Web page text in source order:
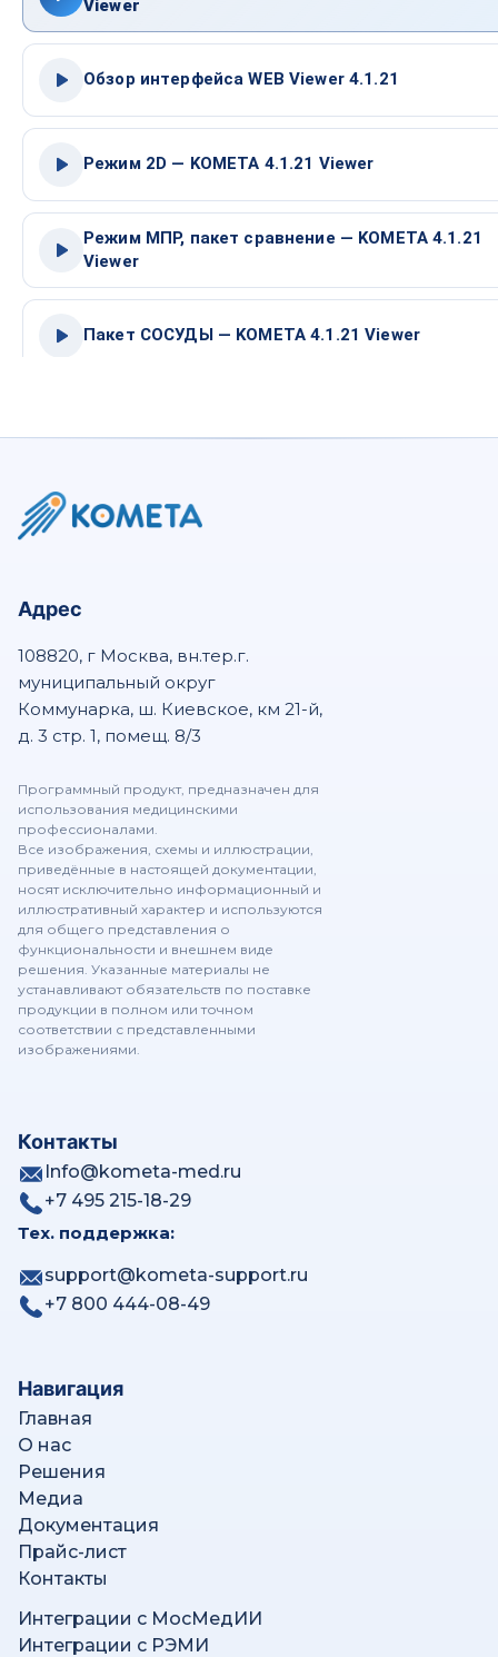
Viewer
Обзор интерфейса WEB Viewer 4.1.21
Режим 2D — KOMETA 4.1.21 Viewer
Режим МПР, пакет сравнение — KOMETA 4.1.21
Viewer
Пакет СОСУДЫ — KOMETA 4.1.21 Viewer
Патология — KOMETA Viewer
Пакет Кальций — KOMETA 4.1.21 Viewer
Пакет Перфузия ГМ - KOMETA 4.1.21 Viewer
Пакет Дентал - KOMETA 4.1.21 Viewer
Маммография - KOMETA 4.1.21 Viewer
Обзор Web Patient Browser
Адрес
108820, г Москва, вн.тер.г.
муниципальный округ
Коммунарка, ш. Киевское, км 21-й,
д. 3 стр. 1, помещ. 8/3
Программный продукт, предназначен для
использования медицинскими
профессионалами.
Все изображения, схемы и иллюстрации,
приведённые в настоящей документации,
носят исключительно информационный и
иллюстративный характер и используются
для общего представления о
функциональности и внешнем виде
решения. Указанные материалы не
устанавливают обязательств по поставке
продукции в полном или точном
соответствии с представленными
изображениями.
Контакты
Info@kometa-med.ru
+7 495 215-18-29
Тех. поддержка:
support@kometa-support.ru
+7 800 444-08-49
Навигация
Главная
О нас
Решения
Медиа
Документация
Прайс-лист
Контакты
Интеграции с МосМедИИ
Интеграции с РЭМИ